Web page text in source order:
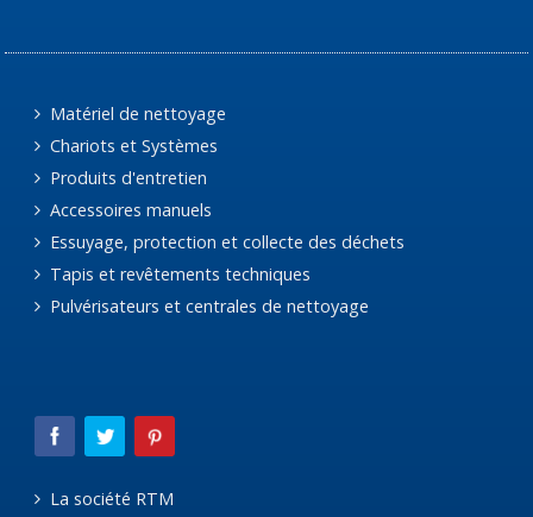
Matériel de nettoyage
Chariots et Systèmes
Produits d'entretien
Accessoires manuels
Essuyage, protection et collecte des déchets
Tapis et revêtements techniques
Pulvérisateurs et centrales de nettoyage
La société RTM